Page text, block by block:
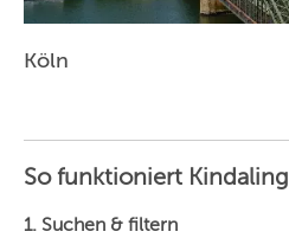
Köln
So funktioniert Kindaling
1. Suchen & filtern